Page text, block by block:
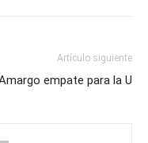
Artículo siguiente
empate para la U